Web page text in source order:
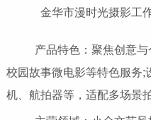
金华市漫时光摄影工
产品特色：聚焦创意与
校园故事微电影等特色服务;
机、航拍器等，适配多场景拍